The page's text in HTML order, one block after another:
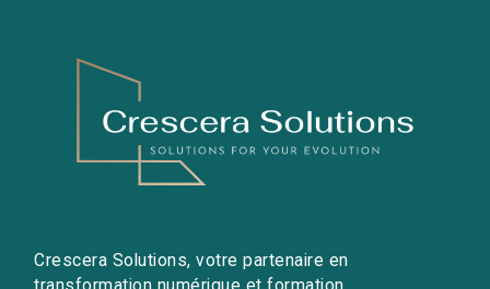
Crescera Solutions, votre partenaire en